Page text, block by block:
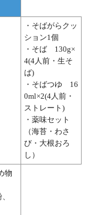
・そばがらクッ
ション1個
・そば 130g×
4(4人前・生そ
ば)
・そばつゆ 16
0ml×2(4人前・
ストレート)
・薬味セット
（海苔・わさ
び・大根おろ
し）
物